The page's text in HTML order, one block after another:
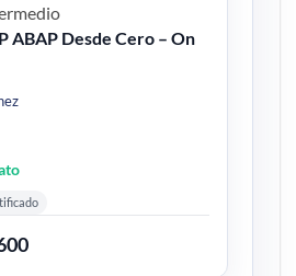
ABAP Desde Cero – On